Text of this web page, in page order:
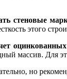
стеновые
этого
массив. Для
но